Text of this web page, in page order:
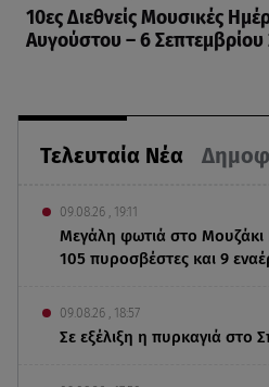
Τελευταία Νέα
09.08.26 , 19:11
Μεγάλη φωτιά στο Μουζάκι
105 πυροσβέστες και 9
09.08.26 , 18:57
Σε εξέλιξη η πυρκαγιά στο
10ες Διεθνείς Μουσικές
Αυγούστου – 6 Σεπτεμβρίου